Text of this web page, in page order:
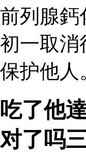
前列腺鈣
初一取消
保护他人
吃了他
对了吗